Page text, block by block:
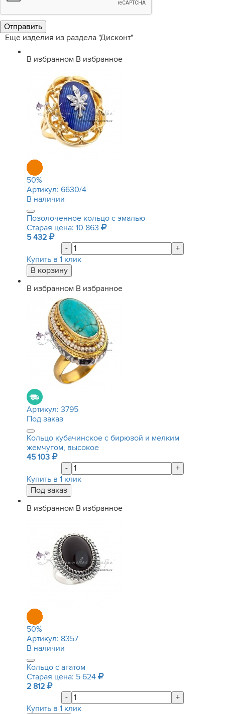
Еще изделия из раздела "Дисконт"
В избранном В избранное
50%
Артикул: 6630/4
В наличии
Позолоченное кольцо с эмалью
Старая цена: 10 863
5 432
-
+
Купить в 1 клик
В избранном В избранное
Артикул: 3795
Под заказ
Кольцо кубачинское с бирюзой и мелким
жемчугом, высокое
45 103
-
+
Купить в 1 клик
В избранном В избранное
50%
Артикул: 8357
В наличии
Кольцо с агатом
Старая цена: 5 624
2 812
-
+
Купить в 1 клик